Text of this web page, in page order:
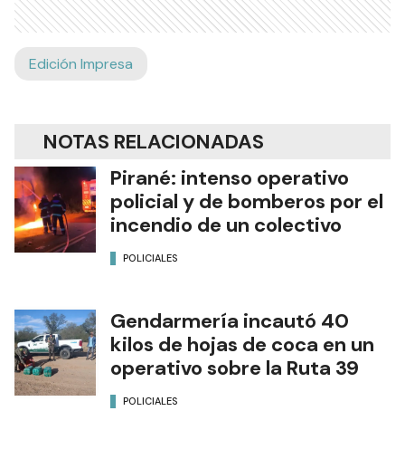
Edición Impresa
NOTAS RELACIONADAS
Pirané: intenso operativo
policial y de bomberos por el
incendio de un colectivo
POLICIALES
Gendarmería incautó 40
kilos de hojas de coca en un
operativo sobre la Ruta 39
POLICIALES